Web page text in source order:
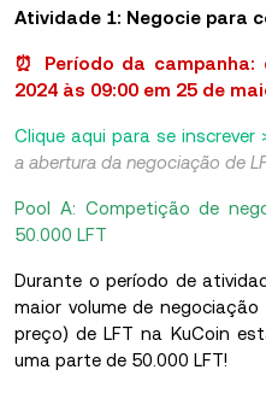
Atividade 1: Negocie para
⏰ Período da
2024 às 09:00 em 25 de
Clique aqui para se inscrever
a abertura da negociação de
Pool A: Competição de
50.000 LFT
Durante o período de
maior volume de
preço) de LFT na KuCoin
uma parte de 50.000 LFT!